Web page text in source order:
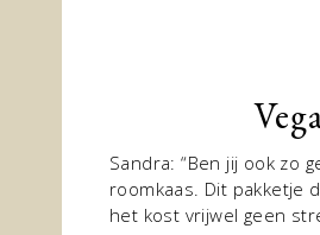
Sandra: “Ben jij ook zo
roomkaas. Dit pakketje
het kost vrijwel geen